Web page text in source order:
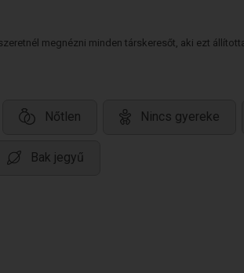
megnézni minden társkeresőt, aki ezt
Nőtlen Nincs gyereke
Bak jegyű